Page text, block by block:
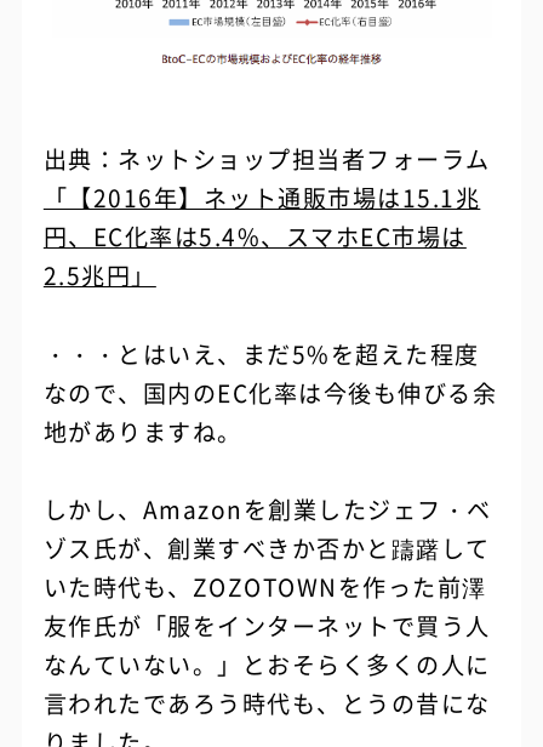
出典：ネットショップ担当者フォーラム
「【2016年】ネット通販市場は15.1兆
円、EC化率は5.4%、スマホEC市場は
2.5兆円」
・・・とはいえ、まだ5%を超えた程度
なので、国内のEC化率は今後も伸びる余
地がありますね。
しかし、Amazonを創業したジェフ・ベ
ゾス氏が、創業すべきか否かと躊躇して
いた時代も、ZOZOTOWNを作った前澤
友作氏が「服をインターネットで買う人
なんていない。」とおそらく多くの人に
言われたであろう時代も、とうの昔にな